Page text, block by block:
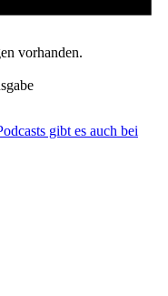
vorhanden.
gibt es auch bei